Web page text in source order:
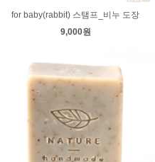
for baby(rabbit) 스탬프_비누 도장
9,000원